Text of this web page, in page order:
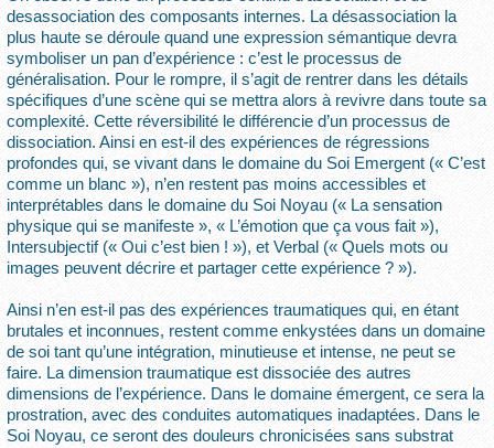
desassociation des composants internes. La désassociation la
plus haute se déroule quand une expression sémantique devra
symboliser un pan d’expérience : c’est le processus de
généralisation. Pour le rompre, il s’agit de rentrer dans les détails
spécifiques d’une scène qui se mettra alors à revivre dans toute sa
complexité. Cette réversibilité le différencie d’un processus de
dissociation. Ainsi en est-il des expériences de régressions
profondes qui, se vivant dans le domaine du Soi Emergent (« C’est
comme un blanc »), n’en restent pas moins accessibles et
interprétables dans le domaine du Soi Noyau (« La sensation
physique qui se manifeste », « L’émotion que ça vous fait »),
Intersubjectif (« Oui c’est bien ! »), et Verbal (« Quels mots ou
images peuvent décrire et partager cette expérience ? »).
Ainsi n’en est-il pas des expériences traumatiques qui, en étant
brutales et inconnues, restent comme enkystées dans un domaine
de soi tant qu’une intégration, minutieuse et intense, ne peut se
faire. La dimension traumatique est dissociée des autres
dimensions de l’expérience. Dans le domaine émergent, ce sera la
prostration, avec des conduites automatiques inadaptées. Dans le
Soi Noyau, ce seront des douleurs chronicisées sans substrat